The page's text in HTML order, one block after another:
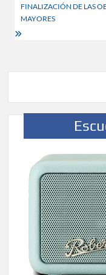
FINALIZACIÓN DE LAS
MAYORES